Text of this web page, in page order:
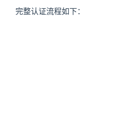
完整认证流程如下：